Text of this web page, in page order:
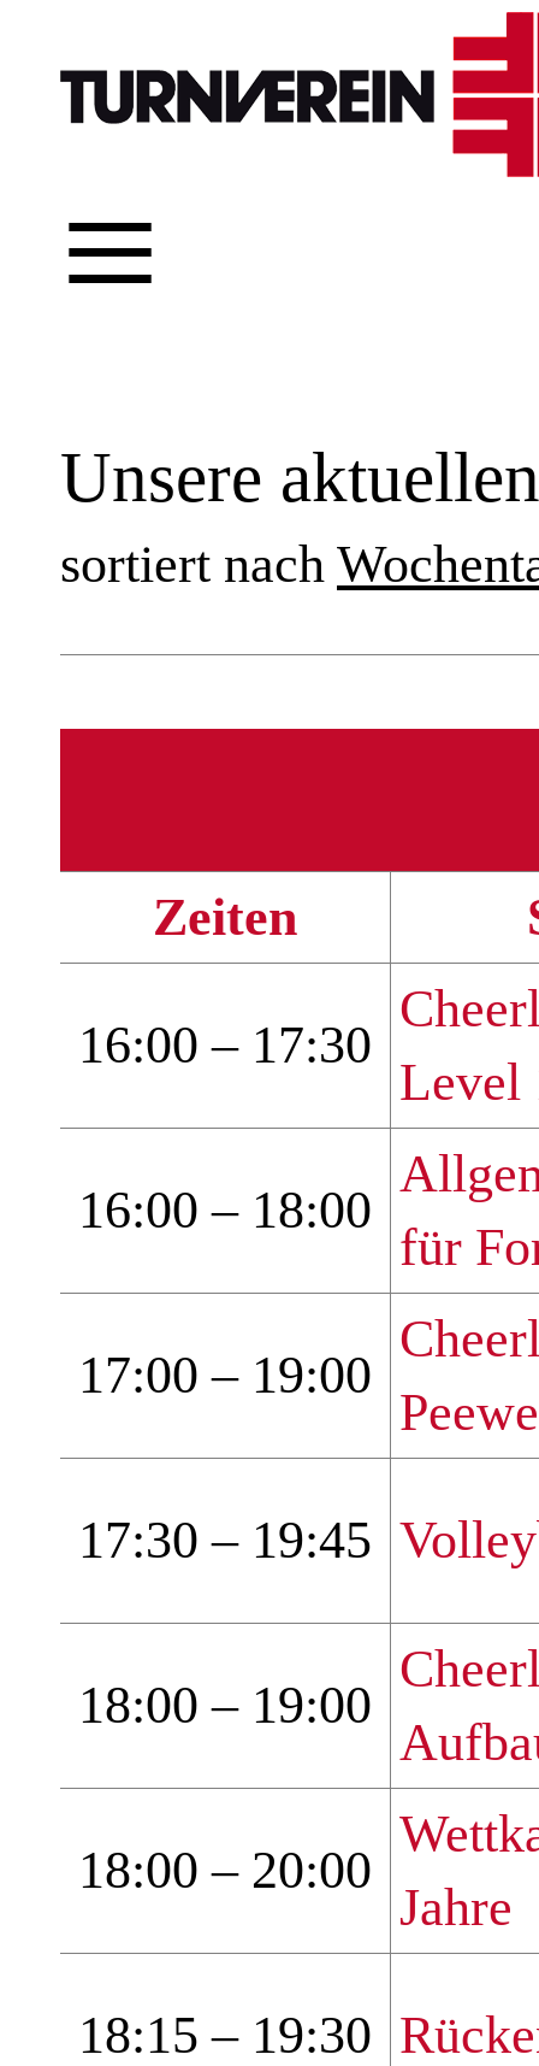
≡
Unsere
sortiert nach
Zeiten
16:00 – 17:30
Level
16:00 – 18:00
für
17:00 – 19:00
17:30 – 19:45
18:00 – 19:00
18:00 – 20:00
Jahre
18:15 – 19:30